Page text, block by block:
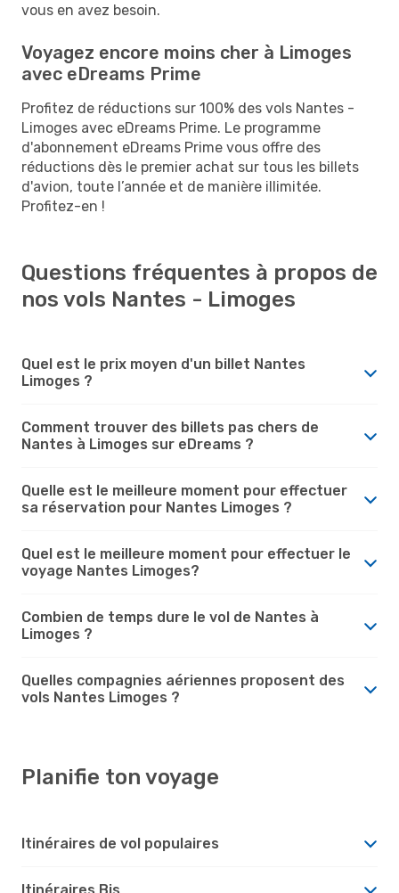
vous en avez besoin.
Voyagez encore moins cher à Limoges
avec eDreams Prime
Profitez de réductions sur 100% des vols Nantes -
Limoges avec eDreams Prime. Le programme
d'abonnement eDreams Prime vous offre des
réductions dès le premier achat sur tous les billets
d'avion, toute l’année et de manière illimitée.
Profitez-en !
Questions fréquentes à propos de
nos vols Nantes - Limoges
Quel est le prix moyen d'un billet Nantes
Limoges ?
Comment trouver des billets pas chers de
Nantes à Limoges sur eDreams ?
Quelle est le meilleure moment pour effectuer
sa réservation pour Nantes Limoges ?
Quel est le meilleure moment pour effectuer le
voyage Nantes Limoges?
Combien de temps dure le vol de Nantes à
Limoges ?
Quelles compagnies aériennes proposent des
vols Nantes Limoges ?
Planifie ton voyage
Itinéraires de vol populaires